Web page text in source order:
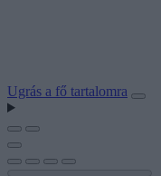
Ugrás a fő tartalomra